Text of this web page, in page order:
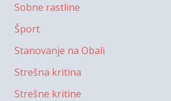
Sobne rastline
Šport
Stanovanje na Obali
Strešna kritina
Strešne kritine